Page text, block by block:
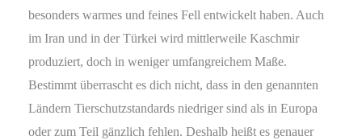
besonders warmes und feines Fell entwickelt haben. Auch
im Iran und in der Türkei wird mittlerweile Kaschmir
produziert, doch in weniger umfangreichem Maße.
Bestimmt überrascht es dich nicht, dass in den genannten
Ländern Tierschutzstandards niedriger sind als in Europa
oder zum Teil gänzlich fehlen. Deshalb heißt es genauer